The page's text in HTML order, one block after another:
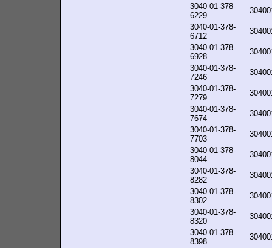
3040-01-378-
6229
3040-01-378-
6712
3040-01-378-
6928
3040-01-378-
7246
3040-01-378-
7279
3040-01-378-
7674
3040-01-378-
7703
3040-01-378-
8044
3040-01-378-
8282
3040-01-378-
8302
3040-01-378-
8320
3040-01-378-
8398